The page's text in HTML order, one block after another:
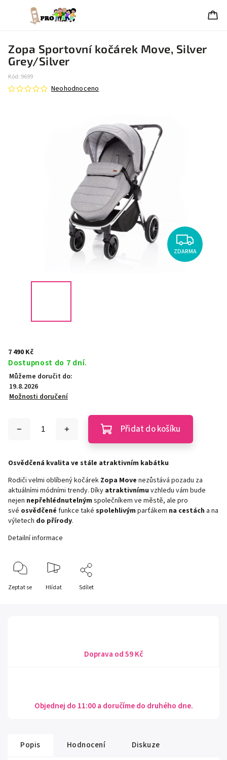
Zopa Sportovní kočárek Move, Silver
Grey/Silver
Kód: 9699
Neohodnoceno
ZDARMA
7 490 Kč
Dostupnost do 7 dní.
Můžeme doručit do:
19.8.2026
Možnosti doručení
Přidat do košíku
Osvědčená kvalita ve stále atraktivním kabátku
Rodiči velmi oblíbený kočárek Zopa Move nezůstává pozadu za
aktuálními módními trendy. Díky atraktivnímu vzhledu vám bude
nejen nepřehlédnutelným společníkem ve městě, ale pro
své osvědčené funkce také spolehlivým parťákem na cestách a na
výletech do přírody.
Detailní informace
Zeptat se Hlídat Sdílet
Doprava od 59 Kč
Objednej do 11:00 a doručíme do druhého dne.
Popis Hodnocení Diskuze